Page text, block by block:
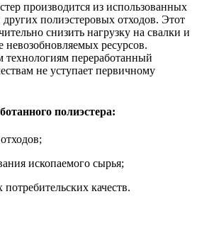
производится из использованных
полиэстеровых отходов. Этот
снизить нагрузку на свалки и
ресурсов.
технологиям переработанный
не уступает первичному
полиэстера:
ископаемого сырья;
качеств.